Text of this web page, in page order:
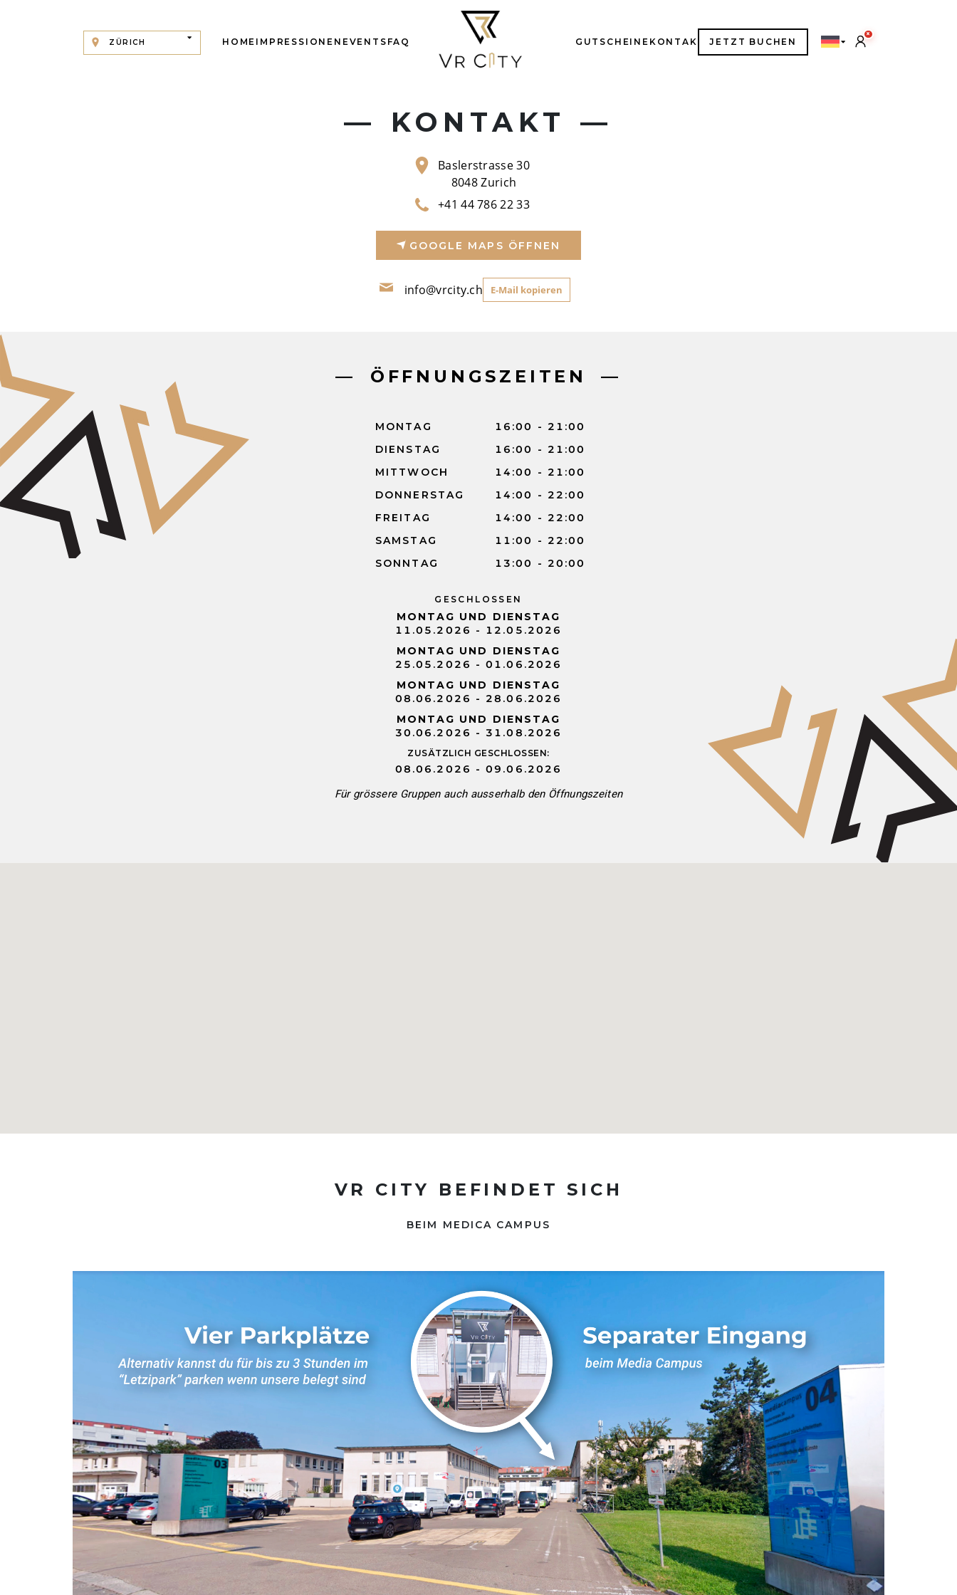
ZÜRICH HOME IMPRESSIONEN EVENTS FAQ GUTSCHEINE KONTAKT JETZT BUCHEN
×
KONTAKT
Baslerstrasse 30
8048 Zurich
+41 44 786 22 33
GOOGLE MAPS ÖFFNEN
info@vrcity.ch E-Mail kopieren
ÖFFNUNGSZEITEN
MONTAG
16:00 - 21:00
DIENSTAG
16:00 - 21:00
MITTWOCH
14:00 - 21:00
DONNERSTAG
14:00 - 22:00
FREITAG
14:00 - 22:00
SAMSTAG
11:00 - 22:00
SONNTAG
13:00 - 20:00
GESCHLOSSEN
MONTAG UND DIENSTAG
11.05.2026 - 12.05.2026
MONTAG UND DIENSTAG
25.05.2026 - 01.06.2026
MONTAG UND DIENSTAG
08.06.2026 - 28.06.2026
MONTAG UND DIENSTAG
30.06.2026 - 31.08.2026
ZUSÄTZLICH GESCHLOSSEN:
08.06.2026 - 09.06.2026
Für grössere Gruppen auch ausserhalb den Öffnungszeiten
VR CITY BEFINDET SICH
BEIM MEDICA CAMPUS